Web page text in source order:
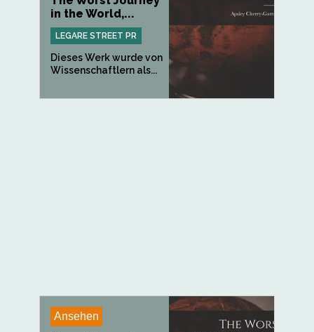
in the World,...
LEGARE STREET PR
Dieses Werk wurde von
Wissenschaftlern als...
Ansehen